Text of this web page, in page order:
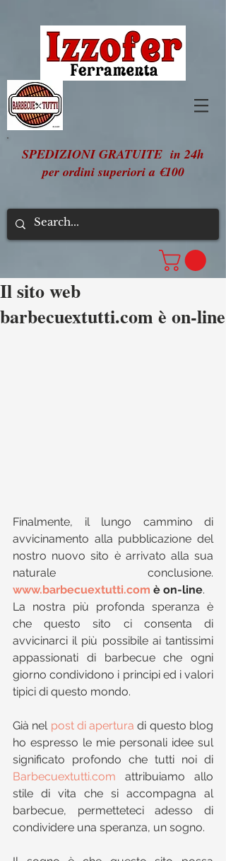
SPEDIZIONI GRATUITE in 24h
per ordini superiori a €100
Il sito web
barbecuextutti.com è on-line
Finalmente, il lungo cammino di
avvicinamento alla pubblicazione del
nostro nuovo sito è arrivato alla sua
www.barbecuextutti.com è on-line.
La nostra più profonda speranza è
che questo sito ci consenta di
avvicinarci il più possibile ai tantissimi
appassionati di barbecue che ogni
giorno condividono i principi ed i valori
tipici di questo mondo.
Già nel post di apertura di questo blog
ho espresso le mie personali idee sul
Barbecuextutti.com attribuiamo allo
stile di vita che si accompagna al
barbecue, permetteteci adesso di
condividere una speranza, un sogno.